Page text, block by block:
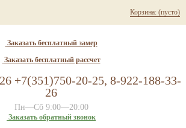
Корзина: (пусто)
Заказать бесплатный замер
Заказать бесплатный рассчет
+7(351)750-20-25, 8-922-188-33-
26
Пн—Сб 9:00—20:00
Заказать обратный звонок